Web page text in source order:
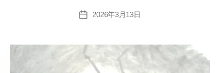
易
平
均
投
2026年3月13日